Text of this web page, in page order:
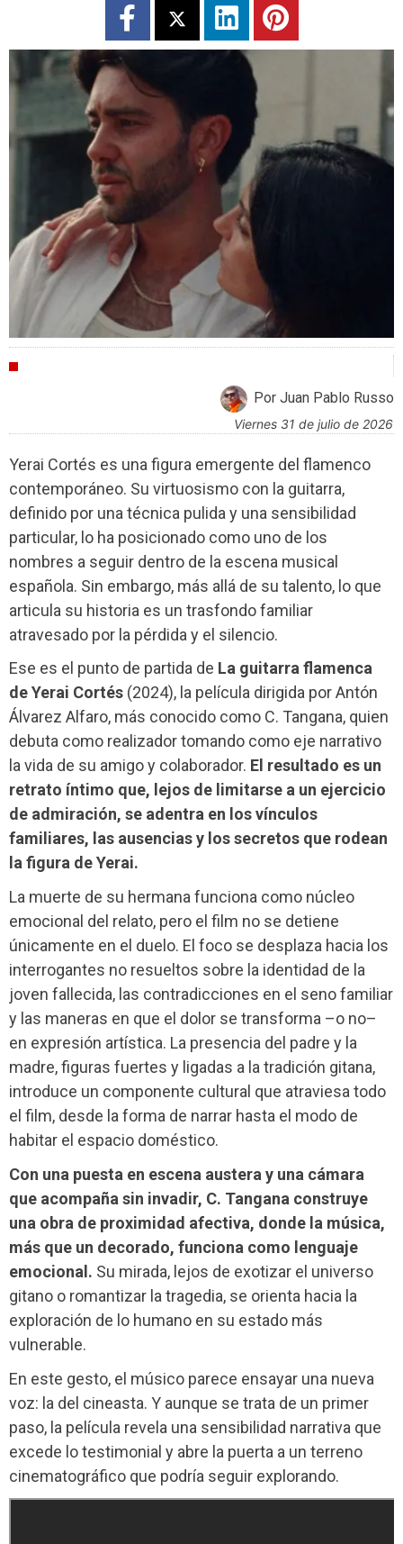
Por Juan Pablo Russo
viernes 31 de julio de 2026
Yerai Cortés es una figura emergente del flamenco
contemporáneo. Su virtuosismo con la guitarra,
definido por una técnica pulida y una sensibilidad
particular, lo ha posicionado como uno de los
nombres a seguir dentro de la escena musical
española. Sin embargo, más allá de su talento, lo que
articula su historia es un trasfondo familiar
atravesado por la pérdida y el silencio.
Ese es el punto de partida de La guitarra flamenca
de Yerai Cortés (2024), la película dirigida por Antón
Álvarez Alfaro, más conocido como C. Tangana, quien
debuta como realizador tomando como eje narrativo
la vida de su amigo y colaborador. El resultado es un
retrato íntimo que, lejos de limitarse a un ejercicio
de admiración, se adentra en los vínculos
familiares, las ausencias y los secretos que rodean
la figura de Yerai.
La muerte de su hermana funciona como núcleo
emocional del relato, pero el film no se detiene
únicamente en el duelo. El foco se desplaza hacia los
interrogantes no resueltos sobre la identidad de la
joven fallecida, las contradicciones en el seno familiar
y las maneras en que el dolor se transforma –o no–
en expresión artística. La presencia del padre y la
madre, figuras fuertes y ligadas a la tradición gitana,
introduce un componente cultural que atraviesa todo
el film, desde la forma de narrar hasta el modo de
habitar el espacio doméstico.
Con una puesta en escena austera y una cámara
que acompaña sin invadir, C. Tangana construye
una obra de proximidad afectiva, donde la música,
más que un decorado, funciona como lenguaje
emocional. Su mirada, lejos de exotizar el universo
gitano o romantizar la tragedia, se orienta hacia la
exploración de lo humano en su estado más
vulnerable.
En este gesto, el músico parece ensayar una nueva
voz: la del cineasta. Y aunque se trata de un primer
paso, la película revela una sensibilidad narrativa que
excede lo testimonial y abre la puerta a un terreno
cinematográfico que podría seguir explorando.